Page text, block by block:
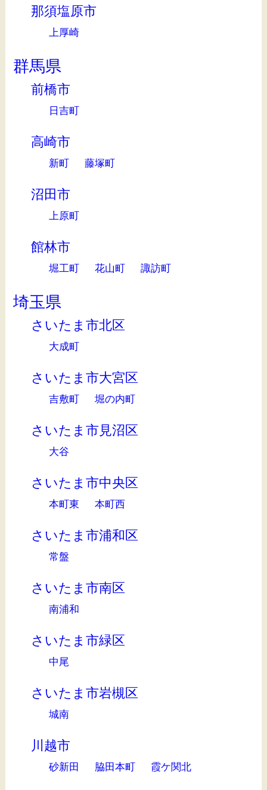
那須塩原市
上厚崎
群馬県
前橋市
日吉町
高崎市
新町 藤塚町
沼田市
上原町
館林市
堀工町 花山町 諏訪町
埼玉県
さいたま市北区
大成町
さいたま市大宮区
吉敷町 堀の内町
さいたま市見沼区
大谷
さいたま市中央区
本町東 本町西
さいたま市浦和区
常盤
さいたま市南区
南浦和
さいたま市緑区
中尾
さいたま市岩槻区
城南
川越市
砂新田 脇田本町 霞ケ関北